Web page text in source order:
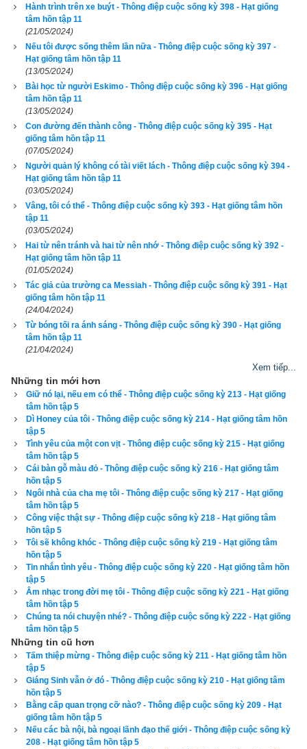
của mẹ mà. Con không hiểu điều đó sao? Làm sao mẹ có thể
nhìn vào mắt đứa bé sơ sinh và
không rơi lệ mỗi khi nghe cái tên đó được gọi lên? Tôi thấy
mình vật vã với ý tưởng đó, và hầu như muốn chống đối ý
định tốt đẹp của chính mình.
Một buổi sáng mùa xuân, điện thoại réo lên gọi tôi tới bệnh
viện thật nhanh. Nhưng hóa ra sự vội vã lại không cần thiết, vì
đứa bé nhất định không chịu chào đời. Sau hai ngày một đêm
chuyển bụng, nét mặt Laura không còn sinh khí nữa. Thỉnh
thoảng, tôi mỏi mệt động viên
hai cổ chân sung phồng lên của nó. Ron (chồng nó) và tôi hầu
như túc trực ở hai bên thành giường của nó. Chúng tôi quan
sát Laura mỗi lúc một kiệt sức vì cuộc chuyển dạ kéo dài.
Cuối cùng, nhắm không thể chịu đựng nổi sự tra tấn, và muốn
đứa bé chào đời thật nhanh, nó quyết định sanh mổ. Sau khi
Laura được đẩy đi, con rể tôi đầu hàng mọi cảm xúc, và thế là
hai dòng lệ chảy ròng ròng trên mặt nó. Tôi cũng chẳng thể
làm khác đi. Một lúc sau, tôi nhìn sang chỗ Ron và hứa với
nó: "Laura khỏe mạnh lắm. Rồi mẹ tròn con vuông thôi".
Giây lát sau, từ phòng bên vọng ra tiếng trẻ sơ sinh khóc oa
oa. Cuối cùng thì con bé cũng chịu chào đời. Chúng tôi được
phép bước vào trong đó, kịp lúc nhìn thấy cô mụ đặt một bé
gái đỏ hỏn và khỏe mạnh xuống ngực Laura. Quàng tay ôm
lấy đứa con gái mới sinh, trên khuôn mặt mệt nhoài của Laura
lóe sáng lên một niềm vui sướng.
Tôi cúi người xuống ôm lấy vai Laura và hôn vào vầng trán
còn rịn mồ hôi của nó. Hai má con chúng tôi nhìn nhau rồi bật
khóc. Những giọt nước mắt ngọt ngào của hạnh phúc, trộn lẫn
với một chút xót xa.
Nhưng không sao, mọi việc rồi cũng ổn cả, bởi vì một Dawn
mới của tôi đã xuất hiện. Khi tôi gạt nước mắt, mỉm cười với
con gái tôi và cháu ngoại tôi, dường như cuộc sống khẽ lên
tiếng thì thầm vào tai tôi: "Đó, thấy chưa? Bà có mừng là vẫn
còn tồn tại đến ngày hôm nay không?"
Để đọc online trọn bộ Sách Hạt giống tâm hồn kích vào
Hãy ủng hộ website bằng cách truy cập lịch vạn niên trên
xemvm.com. Lịch vạn niên của chúng tôi không chỉ có các
tính năng cơ bản như đổi lịch dương sang lịch âm,
lịch can
chi, lịch tiết khí, xem ngày giờ Hoàng Đạo – Hắc Đạo
Hành trình trên xe buýt - Thông điệp cuộc sống kỳ 398 - Hạt giống
tâm hồn tập 11
(21/05/2024)
Nếu tôi được sống thêm lần nữa - Thông điệp cuộc sống kỳ 397 -
Hạt giống tâm hồn tập 11
(13/05/2024)
Bài học từ người Eskimo - Thông điệp cuộc sống kỳ 396 - Hạt giống
tâm hồn tập 11
(13/05/2024)
Con đường đến thành công - Thông điệp cuộc sống kỳ 395 - Hạt
giống tâm hồn tập 11
(07/05/2024)
Người quản lý không có tài viết lách - Thông điệp cuộc sống kỳ 394 -
Hạt giống tâm hồn tập 11
(03/05/2024)
Vâng, tôi có thể - Thông điệp cuộc sống kỳ 393 - Hạt giống tâm hồn
tập 11
(03/05/2024)
Hai từ nên tránh và hai từ nên nhớ - Thông điệp cuộc sống kỳ 392 -
Hạt giống tâm hồn tập 11
(01/05/2024)
Tác giả của trường ca Messiah - Thông điệp cuộc sống kỳ 391 - Hạt
giống tâm hồn tập 11
(24/04/2024)
Từ bóng tối ra ánh sáng - Thông điệp cuộc sống kỳ 390 - Hạt giống
tâm hồn tập 11
(21/04/2024)
Xem tiếp...
Những tin mới hơn
Giữ nó lại, nếu em có thể - Thông điệp cuộc sống kỳ 213 - Hạt giống
tâm hồn tập 5
Dì Honey của tôi - Thông điệp cuộc sống kỳ 214 - Hạt giống tâm hồn
tập 5
Tình yêu của một con vịt - Thông điệp cuộc sống kỳ 215 - Hạt giống
tâm hồn tập 5
Cái bàn gỗ màu đỏ - Thông điệp cuộc sống kỳ 216 - Hạt giống tâm
hồn tập 5
Ngôi nhà của cha mẹ tôi - Thông điệp cuộc sống kỳ 217 - Hạt giống
tâm hồn tập 5
Công việc thật sự - Thông điệp cuộc sống kỳ 218 - Hạt giống tâm
hồn tập 5
Tôi sẽ không khóc - Thông điệp cuộc sống kỳ 219 - Hạt giống tâm
hồn tập 5
Tin nhắn tình yêu - Thông điệp cuộc sống kỳ 220 - Hạt giống tâm hồn
tập 5
Âm nhạc trong đời mẹ tôi - Thông điệp cuộc sống kỳ 221 - Hạt giống
tâm hồn tập 5
Chúng ta nói chuyện nhé? - Thông điệp cuộc sống kỳ 222 - Hạt giống
tâm hồn tập 5
Những tin cũ hơn
Tấm thiệp mừng - Thông điệp cuộc sống kỳ 211 - Hạt giống tâm hồn
tập 5
Giáng Sinh vẫn ở đó - Thông điệp cuộc sống kỳ 210 - Hạt giống tâm
hồn tập 5
Bằng cấp quan trọng cỡ nào? - Thông điệp cuộc sống kỳ 209 - Hạt
giống tâm hồn tập 5
Nếu các bà nội, bà ngoại lãnh đạo thế giới - Thông điệp cuộc sống kỳ
208 - Hạt giống tâm hồn tập 5